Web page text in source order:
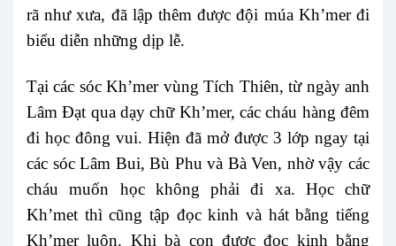
rã như xưa, đã lập thêm được đội múa Kh’mer đi
biểu diễn những dịp lễ.
Tại các sóc Kh’mer vùng Tích Thiên, từ ngày anh
Lâm Đạt qua dạy chữ Kh’mer, các cháu hàng đêm
đi học đông vui. Hiện đã mở được 3 lớp ngay tại
các sóc Lâm Bui, Bù Phu và Bà Ven, nhờ vậy các
cháu muốn học không phải đi xa. Học chữ
Kh’met thì cũng tập đọc kinh và hát bằng tiếng
Kh’mer luôn. Khi bà con được đọc kinh bằng